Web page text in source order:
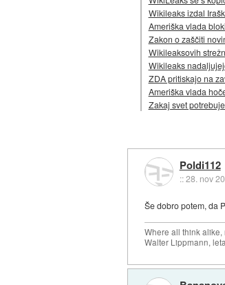
Wikileaks izdal
Ameriška vlada
Zakon o zaščiti
Wikileaksovih
Wikileaks
ZDA pritiskajo na
Ameriška vlada
Zakaj svet
Poldi112
::28. nov
Še dobro potem, da
Where all think
Walter Lippmann,